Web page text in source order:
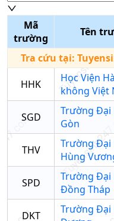
Mã
trường
Tên
Tra cứu tại:
HHK
Học Viện
không Việt
SGD
Trường Đại
Gòn
THV
Trường Đại
Hùng
SPD
Trường Đại
Đồng Tháp
DKT
Trường Đại